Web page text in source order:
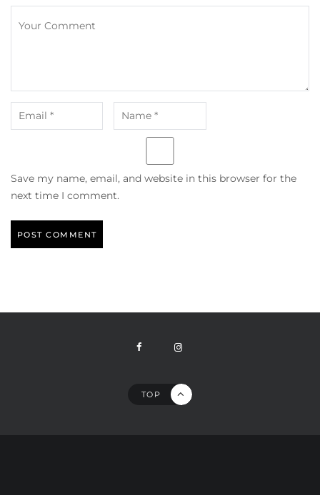
Save my name, email, and website in this browser for the
next time I comment.
TOP